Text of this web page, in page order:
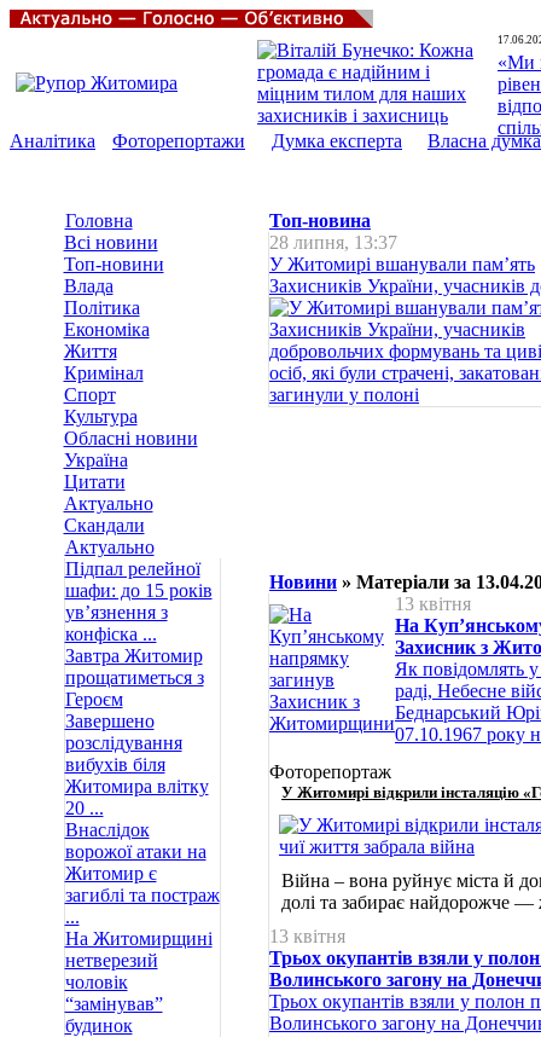
«Ми
Аналітика Фоторепортажи Думка експерта Власна думка
Головна
Всі новини
Топ-новини
Влада
Політика
Економіка
Життя
Кримінал
Спорт
Культура
Обласні новини
Україна
Цитати
Актуально
Скандали
Актуально
Підпал релейної
шафи: до 15 років
ув’язнення з
конфіска ...
Завтра Житомир
прощатиметься з
Героєм
Завершено
розслідування
вибухів біля
Житомира влітку
20 ...
Внаслідок
ворожої атаки на
Житомир є
загиблі та постраж
...
На Житомирщині
нетверезий
чоловік
“замінував”
будинок
Топ-новина
28 липня, 13:37
У Житомирі вшанували пам’ять
Захисників України, учасників
Новини » Матеріали за
13 квітня
На
Захисник з
Як повідомлять у
раді, Небесне
Беднарський
07.10.1967 року
Фоторепортаж
У Житомирі відкрили інсталяцію
Війна – вона руйнує міста й
долі та забирає найдорожче
13 квітня
Трьох окупантів взяли у
Волинського загону на
Трьох окупантів взяли у полон
Волинського загону на